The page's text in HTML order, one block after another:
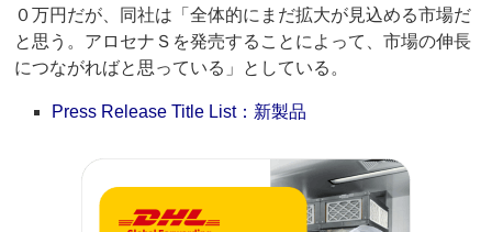
０万円だが、同社は「全体的にまだ拡大が見込める市場だ
と思う。アロセナＳを発売することによって、市場の伸長
につながればと思っている」としている。
Press Release Title List：新製品